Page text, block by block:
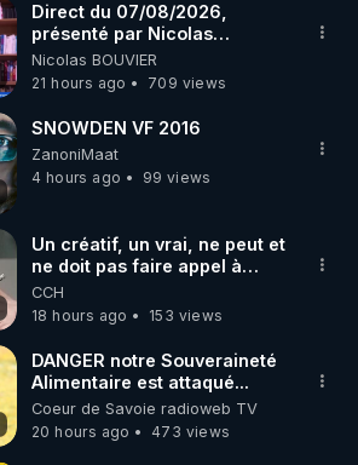
Direct du 07/08/2026,
présenté par Nicolas
BOUVIER
Nicolas BOUVIER
21 hours ago
709 views
SNOWDEN VF 2016
ZanoniMaat
4 hours ago
99 views
Un créatif, un vrai, ne peut et
ne doit pas faire appel à
l'intelligence artificielle
CCH
18 hours ago
153 views
DANGER notre Souveraineté
Alimentaire est attaqué...
Coeur de Savoie radioweb TV
20 hours ago
473 views